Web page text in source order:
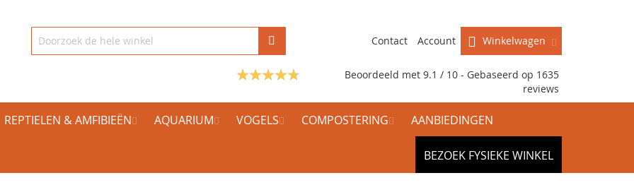
Winkelwagen
Contact Account
Beoordeeld met 9.1 / 10 - Gebaseerd op 1635
reviews
REPTIELEN & AMFIBIEËN AQUARIUM VOGELS COMPOSTERING AANBIEDINGEN
BEZOEK FYSIEKE WINKEL